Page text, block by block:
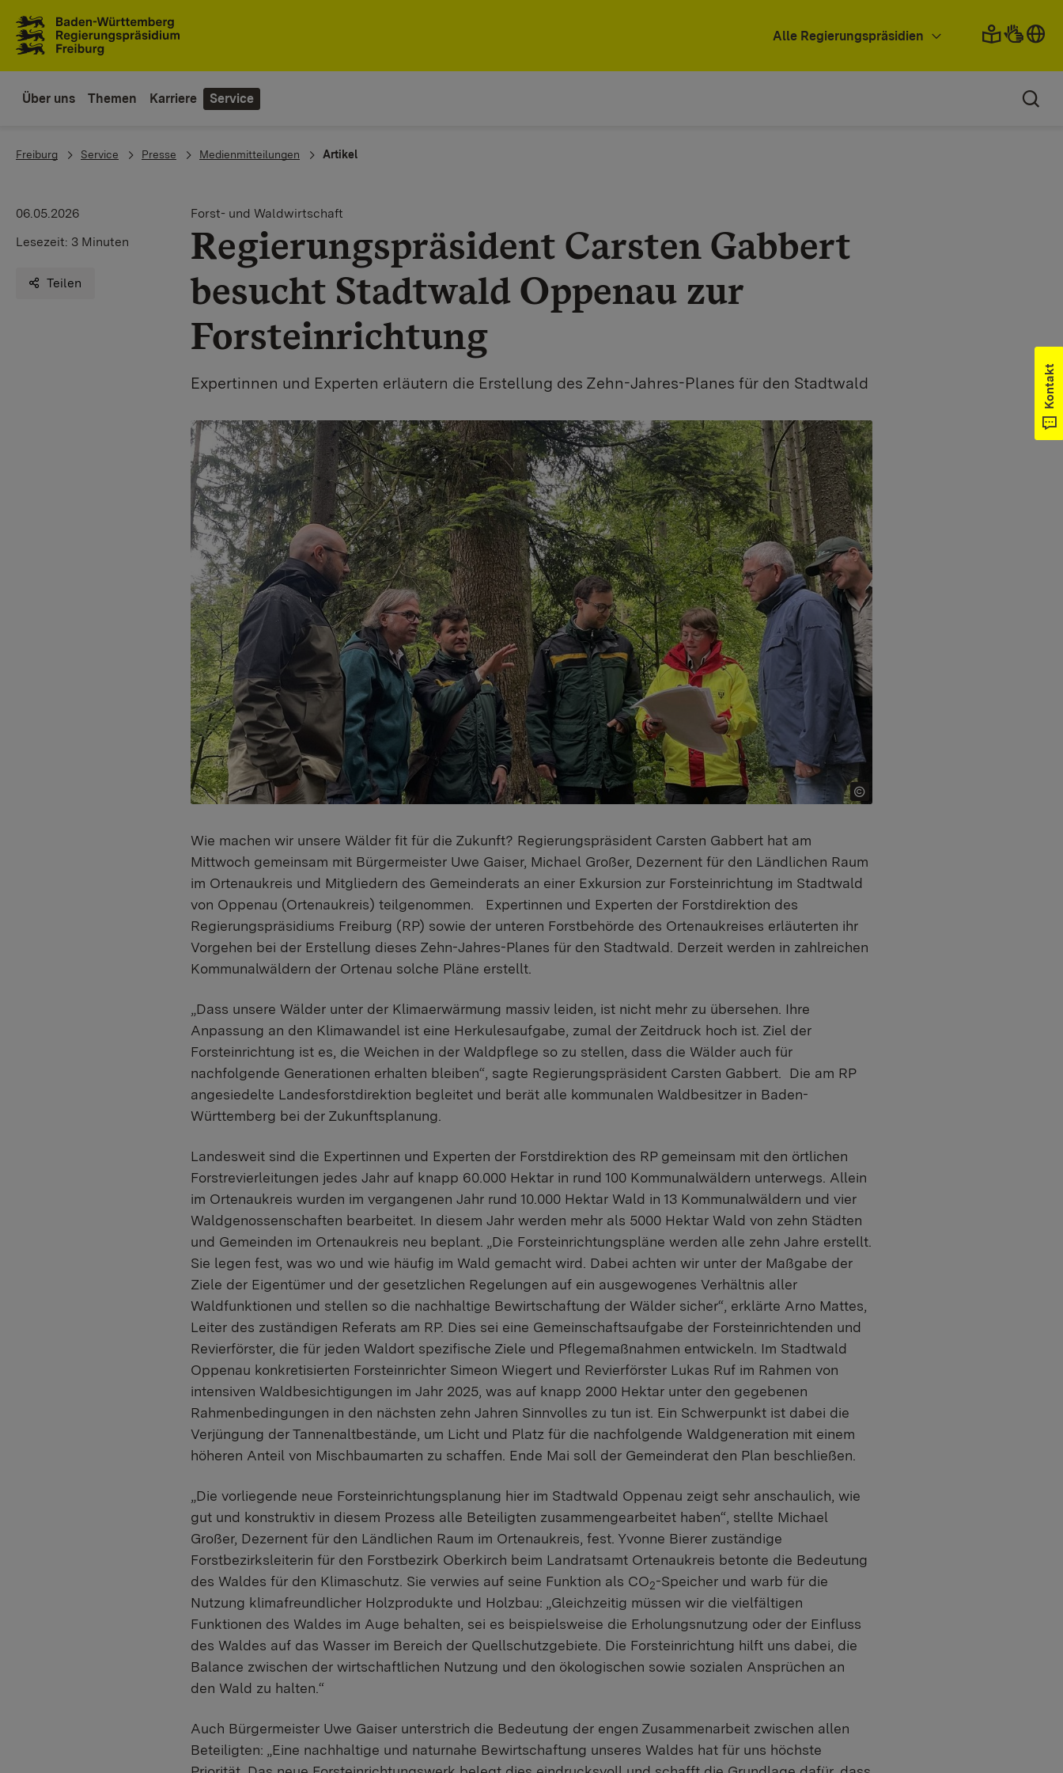
Alle Regierungspräsidien
Über uns Themen Karriere Service
You are here:
Freiburg Service Presse Medienmitteilungen Artikel
06.05.2026
Lesezeit: 3 Minuten
Teilen
Forst- und Waldwirtschaft
Regierungspräsident Carsten Gabbert
besucht Stadtwald Oppenau zur
Forsteinrichtung
Expertinnen und Experten erläutern die Erstellung des Zehn-Jahres-Planes für den Stadtwald
Wie machen wir unsere Wälder fit für die Zukunft? Regierungspräsident Carsten Gabbert hat am
Mittwoch gemeinsam mit Bürgermeister Uwe Gaiser, Michael Großer, Dezernent für den Ländlichen Raum
im Ortenaukreis und Mitgliedern des Gemeinderats an einer Exkursion zur Forsteinrichtung im Stadtwald
von Oppenau (Ortenaukreis) teilgenommen. Expertinnen und Experten der Forstdirektion des
Regierungspräsidiums Freiburg (RP) sowie der unteren Forstbehörde des Ortenaukreises erläuterten ihr
Vorgehen bei der Erstellung dieses Zehn-Jahres-Planes für den Stadtwald. Derzeit werden in zahlreichen
Kommunalwäldern der Ortenau solche Pläne erstellt.
„Dass unsere Wälder unter der Klimaerwärmung massiv leiden, ist nicht mehr zu übersehen. Ihre
Anpassung an den Klimawandel ist eine Herkulesaufgabe, zumal der Zeitdruck hoch ist. Ziel der
Forsteinrichtung ist es, die Weichen in der Waldpflege so zu stellen, dass die Wälder auch für
nachfolgende Generationen erhalten bleiben“, sagte Regierungspräsident Carsten Gabbert. Die am RP
angesiedelte Landesforstdirektion begleitet und berät alle kommunalen Waldbesitzer in Baden-
Württemberg bei der Zukunftsplanung.
Landesweit sind die Expertinnen und Experten der Forstdirektion des RP gemeinsam mit den örtlichen
Forstrevierleitungen jedes Jahr auf knapp 60.000 Hektar in rund 100 Kommunalwäldern unterwegs. Allein
im Ortenaukreis wurden im vergangenen Jahr rund 10.000 Hektar Wald in 13 Kommunalwäldern und vier
Waldgenossenschaften bearbeitet. In diesem Jahr werden mehr als 5000 Hektar Wald von zehn Städten
und Gemeinden im Ortenaukreis neu beplant. „Die Forsteinrichtungspläne werden alle zehn Jahre erstellt.
Sie legen fest, was wo und wie häufig im Wald gemacht wird. Dabei achten wir unter der Maßgabe der
Ziele der Eigentümer und der gesetzlichen Regelungen auf ein ausgewogenes Verhältnis aller
Waldfunktionen und stellen so die nachhaltige Bewirtschaftung der Wälder sicher“, erklärte Arno Mattes,
Leiter des zuständigen Referats am RP. Dies sei eine Gemeinschaftsaufgabe der Forsteinrichtenden und
Revierförster, die für jeden Waldort spezifische Ziele und Pflegemaßnahmen entwickeln. Im Stadtwald
Oppenau konkretisierten Forsteinrichter Simeon Wiegert und Revierförster Lukas Ruf im Rahmen von
intensiven Waldbesichtigungen im Jahr 2025, was auf knapp 2000 Hektar unter den gegebenen
Rahmenbedingungen in den nächsten zehn Jahren Sinnvolles zu tun ist. Ein Schwerpunkt ist dabei die
Verjüngung der Tannenaltbestände, um Licht und Platz für die nachfolgende Waldgeneration mit einem
höheren Anteil von Mischbaumarten zu schaffen. Ende Mai soll der Gemeinderat den Plan beschließen.
„Die vorliegende neue Forsteinrichtungsplanung hier im Stadtwald Oppenau zeigt sehr anschaulich, wie
gut und konstruktiv in diesem Prozess alle Beteiligten zusammengearbeitet haben“, stellte Michael
Großer, Dezernent für den Ländlichen Raum im Ortenaukreis, fest. Yvonne Bierer zuständige
Forstbezirksleiterin für den Forstbezirk Oberkirch beim Landratsamt Ortenaukreis betonte die Bedeutung
des Waldes für den Klimaschutz. Sie verwies auf seine Funktion als CO2-Speicher und warb für die
Nutzung klimafreundlicher Holzprodukte und Holzbau: „Gleichzeitig müssen wir die vielfältigen
Funktionen des Waldes im Auge behalten, sei es beispielsweise die Erholungsnutzung oder der Einfluss
des Waldes auf das Wasser im Bereich der Quellschutzgebiete. Die Forsteinrichtung hilft uns dabei, die
Balance zwischen der wirtschaftlichen Nutzung und den ökologischen sowie sozialen Ansprüchen an
den Wald zu halten.“
Auch Bürgermeister Uwe Gaiser unterstrich die Bedeutung der engen Zusammenarbeit zwischen allen
Beteiligten: „Eine nachhaltige und naturnahe Bewirtschaftung unseres Waldes hat für uns höchste
Kontakt